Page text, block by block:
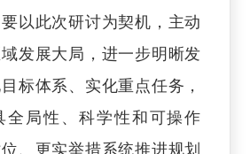
以此次研讨为契机，主动
发展大局，进一步明晰发
标体系、实化重点任务，
全局性、科学性和可操作
、更实举措系统推进规划